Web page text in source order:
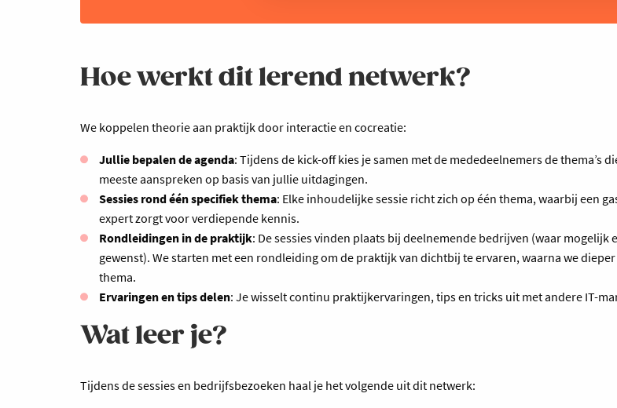
Hoe werkt dit lerend netwerk?
We koppelen theorie aan praktijk door interactie en cocreatie:
Jullie bepalen de agenda: Tijdens de kick-off kies je samen met de mededeelnemers de thema’s
meeste aanspreken op basis van jullie uitdagingen.
Sessies rond één specifiek thema: Elke inhoudelijke sessie richt zich op één thema, waarbij een
expert zorgt voor verdiepende kennis.
Rondleidingen in de praktijk: De sessies vinden plaats bij deelnemende bedrijven (waar mogelijk
gewenst). We starten met een rondleiding om de praktijk van dichtbij te ervaren, waarna we
thema.
Ervaringen en tips delen: Je wisselt continu praktijkervaringen, tips en tricks uit met andere IT-
Wat leer je?
Tijdens de sessies en bedrijfsbezoeken haal je het volgende uit dit netwerk: